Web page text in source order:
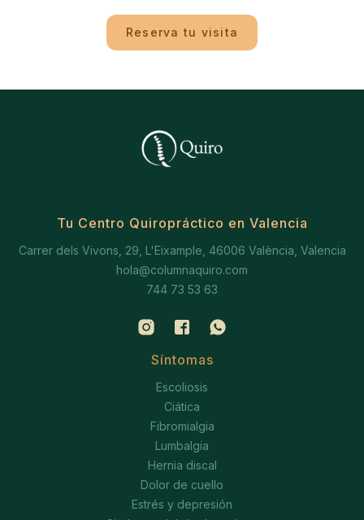
Reserva tu visita
Tu Centro Quiropráctico en Valencia
Carrer dels Vivons, 29, L'Eixample, 46006 València, Valencia
hola@columnaquiro.com
744 73 53 63
Síntomas
Escoliosis
Ciática
Fibromialgia
Lumbalgia
Hernia discal
Dolor de cuello
Estrés y depresión